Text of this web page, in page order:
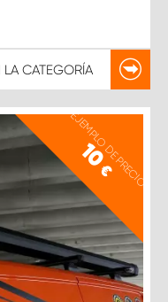
LA CATEGORÍA
EJEMPLO DE PRECIO
10
€